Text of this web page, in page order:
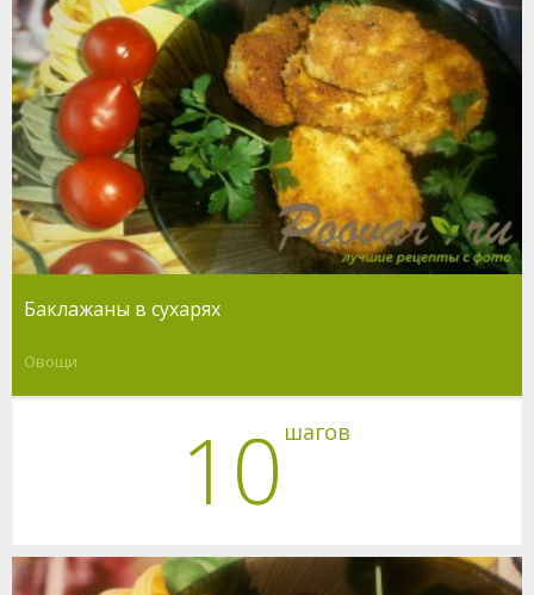
Баклажаны в сухарях
Овощи
10 шагов